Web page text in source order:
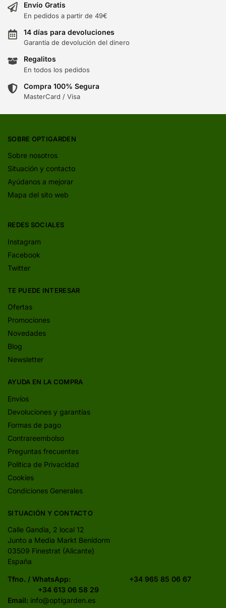
Envío Gratis
En pedidos a partir de 49€
14 días para devoluciones
Garantía de devolución del dinero
Regalitos
En todos los pedidos
Compra 100% Segura
MasterCard / Visa
SOBRE OPTIGARDEN
Sobre nosotros
Situación y contacto
Ayúdanos a mejorar
Mapa del sito web
REDES SOCIALES
Instagram
Facebook
Twitter
TE PUEDE INTERESAR
Ofertas
Promociones
Novedades
Blog
Newsletter
AYUDA EN LA COMPRA
Envíos
Devoluciones y garantías
Formas de pago
Contrareembolso
Preguntas frecuentes
Política de Privacidad
Cookies
Condiciones Generales
SITUACIÓN Y CONTACTO
Calle Gandia, 2 local 12
Junto a Media Markt Benidorm
03509 Finestrat (Alicante)
España
Tfno. / WhatsApp: +34 965 85 06 67
+34 613 06 58 29
Email: info@optigarden.es